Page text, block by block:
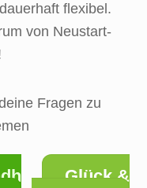
flexibel.
von Neustart-
Fragen zu
Glück &